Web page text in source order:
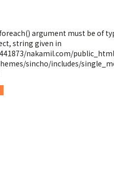
argument must be of
string given in
nakamil.com/
sincho/includes/